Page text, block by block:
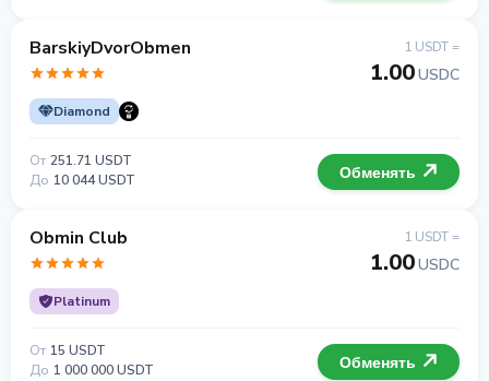
BarskiyDvorObmen
Diamond
1 USDT =
1.00USDC
От 251.71 USDT
До 10 044 USDT Обменять
Obmin Club
Platinum
1 USDT =
1.00USDC
От 15 USDT
До 1 000 000 USDT Обменять